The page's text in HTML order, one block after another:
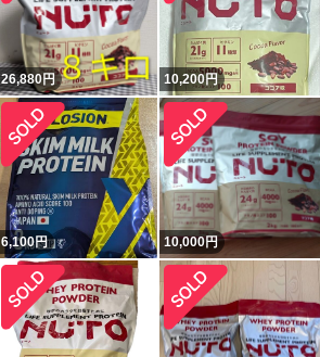
26,880円 10,200円
6,100円 10,000円